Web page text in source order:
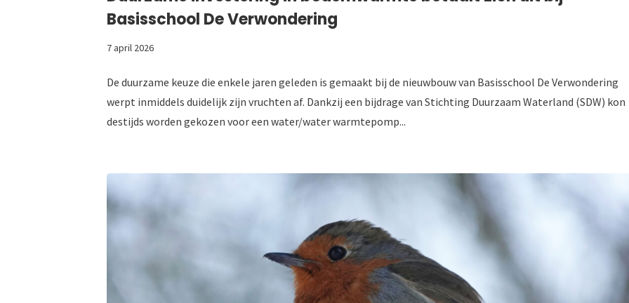
Basisschool De Verwondering
7 april 2026
De duurzame keuze die enkele jaren geleden is gemaakt bij de nieuwbouw van Basisschool De Verwondering
werpt inmiddels duidelijk zijn vruchten af. Dankzij een bijdrage van Stichting Duurzaam Waterland (SDW) kon
destijds worden gekozen voor een water/water warmtepomp...